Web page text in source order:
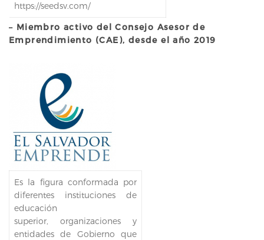
https://seedsv.com/
– Miembro activo del Consejo Asesor de
Emprendimiento (CAE), desde el año 2019
Es la figura conformada por
diferentes instituciones de
educación
superior, organizaciones y
entidades de Gobierno que